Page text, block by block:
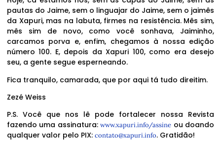
pautas do Jaime, sem o linguajar do Jaime, sem o jaimês
da Xapuri, mas na labuta, firmes na resistência. Mês sim,
mês sim de novo, como você sonhava, Jaiminho,
carcamos porva e, enfim, chegamos à nossa edição
número 100. E, depois da Xapuri 100, como era desejo
seu, a gente segue esperneando.
Fica tranquilo, camarada, que por aqui tá tudo direitim.
Zezé Weiss
P.S. Você que nos lê pode fortalecer nossa Revista
fazendo uma assinatura:www.xapuri.info/assine ou doando
qualquer valor pelo PIX: contato@xapuri.info. Gratidão!